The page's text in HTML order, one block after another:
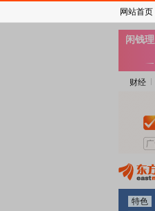
财经
特色
网站首页